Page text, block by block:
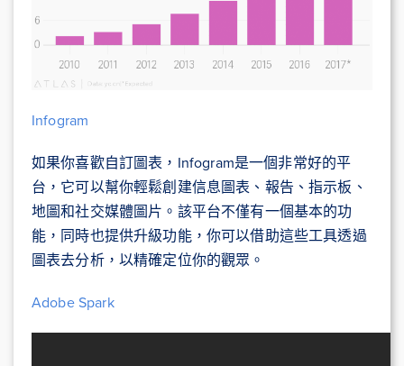
Infogram
如果你喜歡自訂圖表，Infogram是一個非常好的平
台，它可以幫你輕鬆創建信息圖表、報告、指示板、
地圖和社交媒體圖片。該平台不僅有一個基本的功
能，同時也提供升級功能，你可以借助這些工具透過
圖表去分析，以精確定位你的觀眾。
Adobe Spark